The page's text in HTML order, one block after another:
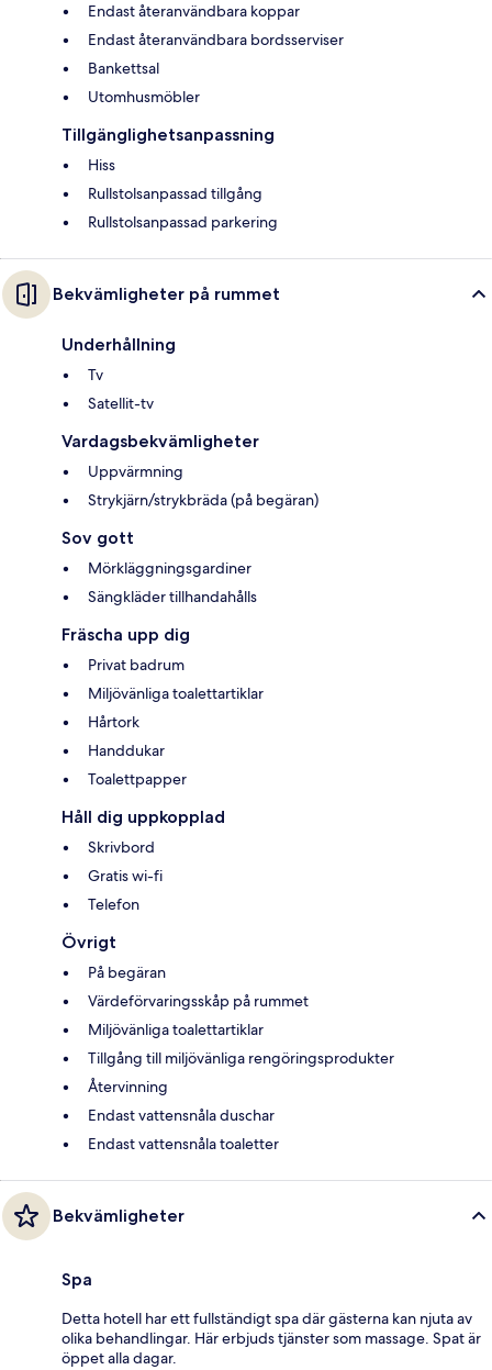
Endast återanvändbara koppar
Endast återanvändbara bordsserviser
Bankettsal
Utomhusmöbler
Tillgänglighetsanpassning
Hiss
Rullstolsanpassad tillgång
Rullstolsanpassad parkering
Bekvämligheter på rummet
Underhållning
Tv
Satellit-tv
Vardagsbekvämligheter
Uppvärmning
Strykjärn/strykbräda (på begäran)
Sov gott
Mörkläggningsgardiner
Sängkläder tillhandahålls
Fräscha upp dig
Privat badrum
Miljövänliga toalettartiklar
Hårtork
Handdukar
Toalettpapper
Håll dig uppkopplad
Skrivbord
Gratis wi-fi
Telefon
Övrigt
På begäran
Värdeförvaringsskåp på rummet
Miljövänliga toalettartiklar
Tillgång till miljövänliga rengöringsprodukter
Återvinning
Endast vattensnåla duschar
Endast vattensnåla toaletter
Bekvämligheter
Spa
Detta hotell har ett fullständigt spa där gästerna kan njuta av
olika behandlingar. Här erbjuds tjänster som massage. Spat är
öppet alla dagar.